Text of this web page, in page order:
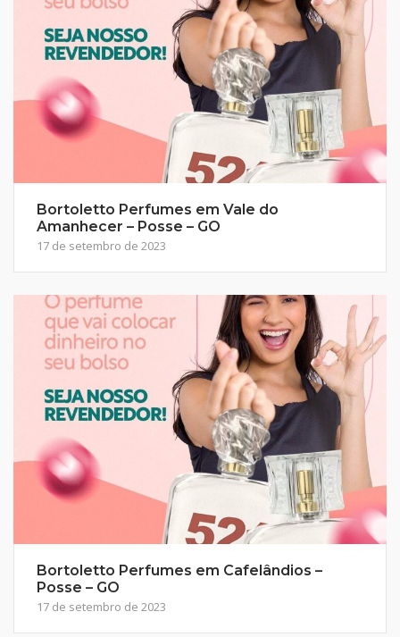
Bortoletto Perfumes em Vale do
Amanhecer – Posse – GO
17 de setembro de 2023
Bortoletto Perfumes em Cafelândios –
Posse – GO
17 de setembro de 2023